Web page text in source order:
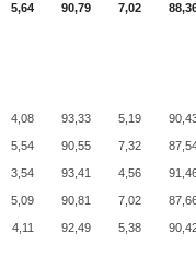
5,64 90,79 7,02
4,08 93,33 5,19
5,54 90,55 7,32
3,54 93,41 4,56
5,09 90,81 7,02
4,11 92,49 5,38